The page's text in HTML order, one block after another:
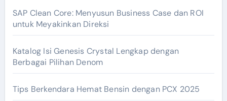
SAP Clean Core: Menyusun Business Case dan ROI
untuk Meyakinkan Direksi
Katalog Isi Genesis Crystal Lengkap dengan
Berbagai Pilihan Denom
Tips Berkendara Hemat Bensin dengan PCX 2025